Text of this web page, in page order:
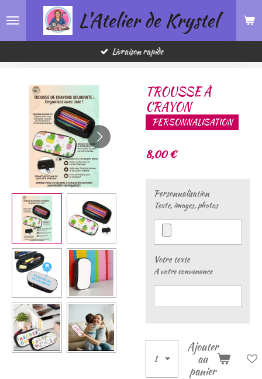
au
L'Atelier de Krystel
Livraison rapide
TROUSSE À
CRAYON
PERSONNALISATION
8,00 €
Personnalisation
Texte, images, photos
Votre texte
A votre convenance
Ajouter
au
panier